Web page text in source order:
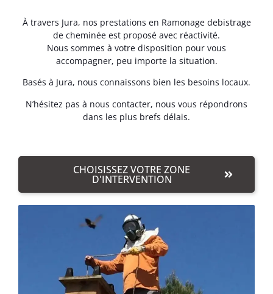
À travers Jura, nos prestations en Ramonage debistrage
de cheminée est proposé avec réactivité.
Nous sommes à votre disposition pour vous
accompagner, peu importe la situation.
Basés à Jura, nous connaissons bien les besoins locaux.
N’hésitez pas à nous contacter, nous vous répondrons
dans les plus brefs délais.
CHOISISSEZ VOTRE ZONE
D'INTERVENTION